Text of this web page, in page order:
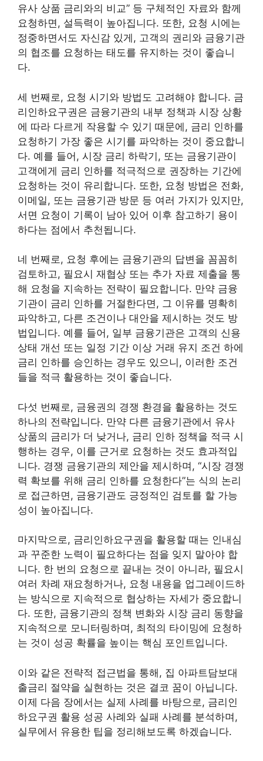
유사 상품 금리와의 비교” 등 구체적인 자료와 함께
요청하면, 설득력이 높아집니다. 또한, 요청 시에는
정중하면서도 자신감 있게, 고객의 권리와 금융기관
의 협조를 요청하는 태도를 유지하는 것이 좋습니
다.
세 번째로, 요청 시기와 방법도 고려해야 합니다. 금
리인하요구권은 금융기관의 내부 정책과 시장 상황
에 따라 다르게 작용할 수 있기 때문에, 금리 인하를
요청하기 가장 좋은 시기를 파악하는 것이 중요합니
다. 예를 들어, 시장 금리 하락기, 또는 금융기관이
고객에게 금리 인하를 적극적으로 권장하는 기간에
요청하는 것이 유리합니다. 또한, 요청 방법은 전화,
이메일, 또는 금융기관 방문 등 여러 가지가 있지만,
서면 요청이 기록이 남아 있어 이후 참고하기 용이
하다는 점에서 추천됩니다.
네 번째로, 요청 후에는 금융기관의 답변을 꼼꼼히
검토하고, 필요시 재협상 또는 추가 자료 제출을 통
해 요청을 지속하는 전략이 필요합니다. 만약 금융
기관이 금리 인하를 거절한다면, 그 이유를 명확히
파악하고, 다른 조건이나 대안을 제시하는 것도 방
법입니다. 예를 들어, 일부 금융기관은 고객의 신용
상태 개선 또는 일정 기간 이상 거래 유지 조건 하에
금리 인하를 승인하는 경우도 있으니, 이러한 조건
들을 적극 활용하는 것이 좋습니다.
다섯 번째로, 금융권의 경쟁 환경을 활용하는 것도
하나의 전략입니다. 만약 다른 금융기관에서 유사
상품의 금리가 더 낮거나, 금리 인하 정책을 적극 시
행하는 경우, 이를 근거로 요청하는 것도 효과적입
니다. 경쟁 금융기관의 제안을 제시하며, “시장 경쟁
력 확보를 위해 금리 인하를 요청한다”는 식의 논리
로 접근하면, 금융기관도 긍정적인 검토를 할 가능
성이 높아집니다.
마지막으로, 금리인하요구권을 활용할 때는 인내심
과 꾸준한 노력이 필요하다는 점을 잊지 말아야 합
니다. 한 번의 요청으로 끝내는 것이 아니라, 필요시
여러 차례 재요청하거나, 요청 내용을 업그레이드하
는 방식으로 지속적으로 협상하는 자세가 중요합니
다. 또한, 금융기관의 정책 변화와 시장 금리 동향을
지속적으로 모니터링하며, 최적의 타이밍에 요청하
는 것이 성공 확률을 높이는 핵심 포인트입니다.
이와 같은 전략적 접근법을 통해, 집 아파트담보대
출금리 절약을 실현하는 것은 결코 꿈이 아닙니다.
이제 다음 장에서는 실제 사례를 바탕으로, 금리인
하요구권 활용 성공 사례와 실패 사례를 분석하며,
실무에서 유용한 팁을 정리해보도록 하겠습니다.